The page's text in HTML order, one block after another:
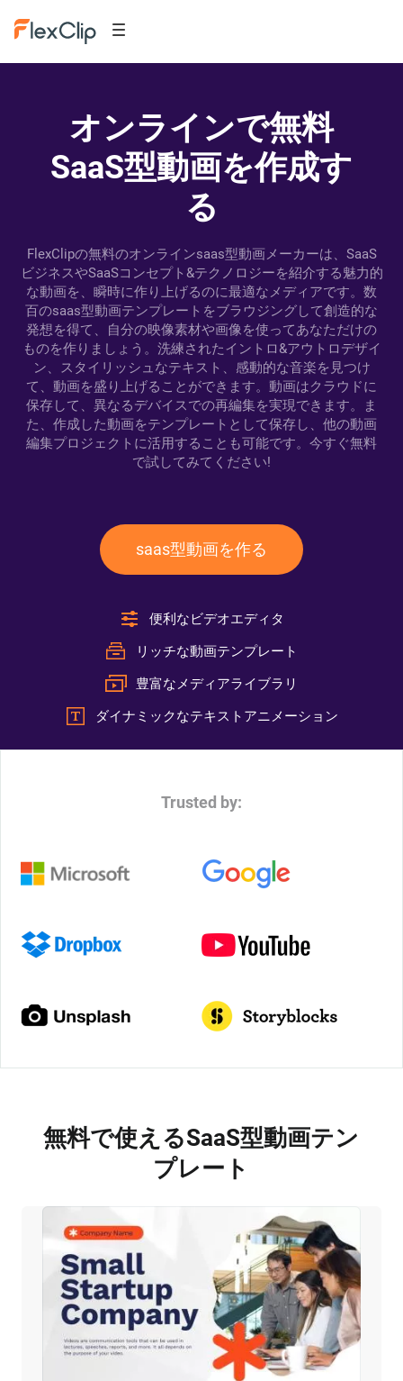
オンラインで無料
SaaS型動画を作成す
る
FlexClipの無料のオンラインsaas型動画メーカーは、SaaS
ビジネスやSaaSコンセプト&テクノロジーを紹介する魅力的
な動画を、瞬時に作り上げるのに最適なメディアです。数
百のsaas型動画テンプレートをブラウジングして創造的な
発想を得て、自分の映像素材や画像を使ってあなただけの
ものを作りましょう。洗練されたイントロ&アウトロデザイ
ン、スタイリッシュなテキスト、感動的な音楽を見つけ
て、動画を盛り上げることができます。動画はクラウドに
保存して、異なるデバイスでの再編集を実現できます。ま
た、作成した動画をテンプレートとして保存し、他の動画
編集プロジェクトに活用することも可能です。今すぐ無料
で試してみてください!
saas型動画を作る
便利なビデオエディタ
リッチな動画テンプレート
豊富なメディアライブラリ
ダイナミックなテキストアニメーション
Trusted by:
無料で使えるSaaS型動画テン
プレート